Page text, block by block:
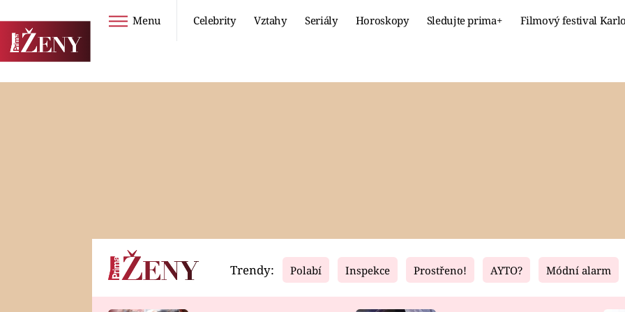
Menu Celebrity Vztahy Seriály Horoskopy Sledujte prima+ Filmový festival
Horoskopy Video Fresh Living
Trendy: Polabí Inspekce Prostřeno! AYTO? Módní alarm